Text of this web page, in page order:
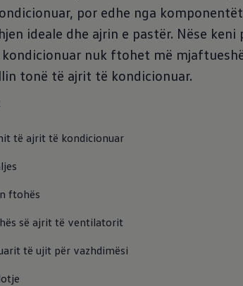
por edhe nga
ideale dhe ajrin e pastër. Nëse keni
nuk ftohet më
tonë të ajrit të kondicionuar.
të ajrit të kondicionuar
ftohës
së ajrit të ventilatorit
të ujit për vazhdimësi